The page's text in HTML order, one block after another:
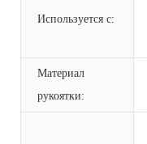
Используется с:
Материал
рукоятки: